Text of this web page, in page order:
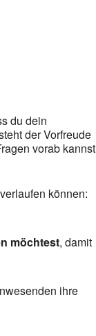
du dein
der Vorfreude
vorab kannst
können:
möchtest, damit
ihre